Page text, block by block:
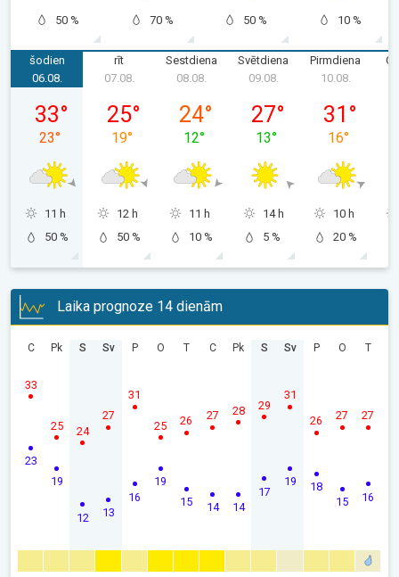
50 % 70 % 50 % 10 %
šodien
ceturtdiena, 06.08.
06.08.
33°
23°
11 h
50 %
rīt
07.08.
25°
19°
12 h
50 %
Sestdiena
08.08.
24°
12°
11 h
10 %
Svētdiena
09.08.
27°
13°
14 h
5 %
Pirmdiena
10.08.
31 °
16°
10 h
20 %
Laika prognoze 14 dienām
C
23
33
Pk
19
25
S
12
24
Sv
13
27
P
16
31
O
19
25
T
15
26
C
14
27
Pk
14
28
S
17
29
Sv
19
31
P
18
26
O
15
27
T
16
27